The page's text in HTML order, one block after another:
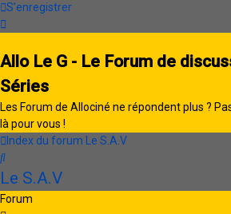
S’enregistrer
Allo Le G - Le Forum de
Séries
Les Forum de Allociné ne répondent plus ?
là pour vous !
Index du forum
Le S.A.V
Rechercher
Le S.A.V
Forum